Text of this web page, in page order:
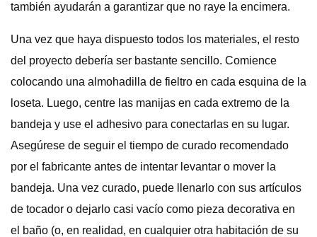
también ayudarán a garantizar que no raye la encimera.
Una vez que haya dispuesto todos los materiales, el resto
del proyecto debería ser bastante sencillo. Comience
colocando una almohadilla de fieltro en cada esquina de la
loseta. Luego, centre las manijas en cada extremo de la
bandeja y use el adhesivo para conectarlas en su lugar.
Asegúrese de seguir el tiempo de curado recomendado
por el fabricante antes de intentar levantar o mover la
bandeja. Una vez curado, puede llenarlo con sus artículos
de tocador o dejarlo casi vacío como pieza decorativa en
el baño (o, en realidad, en cualquier otra habitación de su